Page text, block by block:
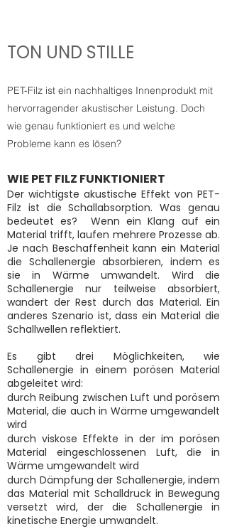
TON UND STILLE
PET-Filz ist ein nachhaltiges Innenprodukt mit
hervorragender akustischer Leistung. Doch
wie genau funktioniert es und welche
Probleme kann es lösen?
WIE PET FILZ FUNKTIONIERT
Der wichtigste akustische Effekt von PET-
Filz ist die Schallabsorption. Was genau
bedeutet es? Wenn ein Klang auf ein
Material trifft, laufen mehrere Prozesse ab.
Je nach Beschaffenheit kann ein Material
die Schallenergie absorbieren, indem es
sie in Wärme umwandelt. Wird die
Schallenergie nur teilweise absorbiert,
wandert der Rest durch das Material. Ein
anderes Szenario ist, dass ein Material die
Schallwellen reflektiert.
Es gibt drei Möglichkeiten, wie
Schallenergie in einem porösen Material
abgeleitet wird:
durch Reibung zwischen Luft und porösem
Material, die auch in Wärme umgewandelt
wird
durch viskose Effekte in der im porösen
Material eingeschlossenen Luft, die in
Wärme umgewandelt wird
durch Dämpfung der Schallenergie, indem
das Material mit Schalldruck in Bewegung
versetzt wird, der die Schallenergie in
kinetische Energie umwandelt.